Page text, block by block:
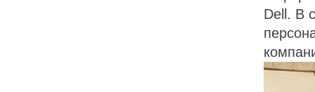
Dell. В